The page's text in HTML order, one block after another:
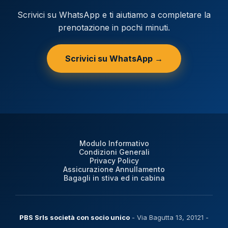
Scrivici su WhatsApp e ti aiutiamo a completare la
prenotazione in pochi minuti.
Scrivici su WhatsApp →
Modulo Informativo
Condizioni Generali
Privacy Policy
Assicurazione Annullamento
Bagagli in stiva ed in cabina
PBS Srls società con socio unico - Via Bagutta 13, 20121 -